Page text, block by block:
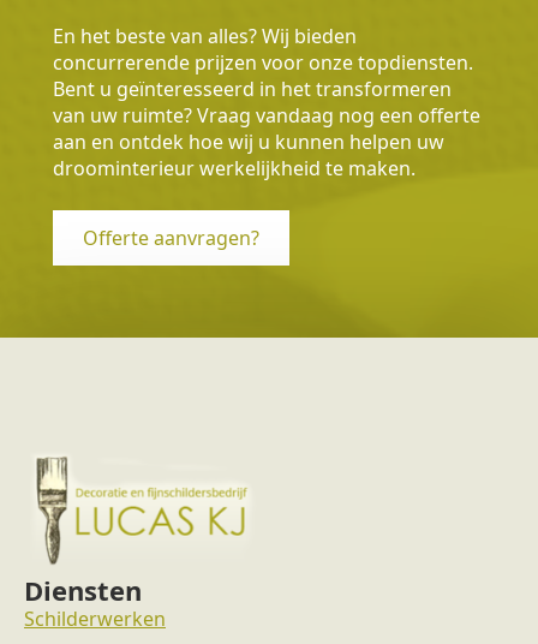
En het beste van alles? Wij bieden
concurrerende prijzen voor onze topdiensten.
Bent u geïnteresseerd in het transformeren
van uw ruimte? Vraag vandaag nog een offerte
aan en ontdek hoe wij u kunnen helpen uw
droominterieur werkelijkheid te maken.
Offerte aanvragen?
Diensten
Schilderwerken